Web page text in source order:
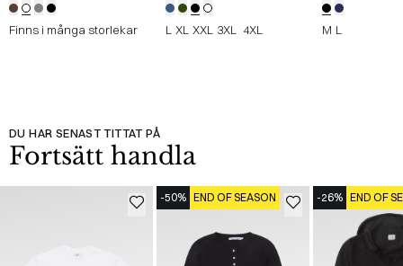
Finns i många storlekar L XL XXL 3XL 4XL M L
DU HAR SENAST TITTAT PÅ
Fortsätt handla
-50% END OF SEASON -26% END OF